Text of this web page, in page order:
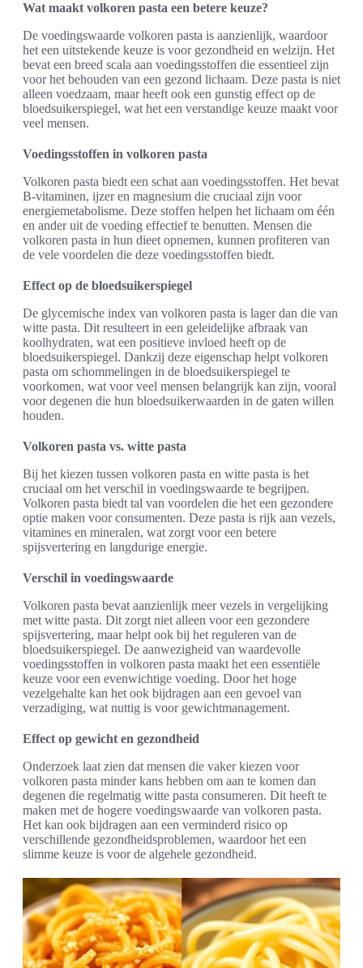
Wat maakt volkoren pasta een betere keuze?
De voedingswaarde volkoren pasta is aanzienlijk, waardoor
het een uitstekende keuze is voor gezondheid en welzijn. Het
bevat een breed scala aan voedingsstoffen die essentieel zijn
voor het behouden van een gezond lichaam. Deze pasta is niet
alleen voedzaam, maar heeft ook een gunstig effect op de
bloedsuikerspiegel, wat het een verstandige keuze maakt voor
veel mensen.
Voedingsstoffen in volkoren pasta
Volkoren pasta biedt een schat aan voedingsstoffen. Het bevat
B-vitaminen, ijzer en magnesium die cruciaal zijn voor
energiemetabolisme. Deze stoffen helpen het lichaam om één
en ander uit de voeding effectief te benutten. Mensen die
volkoren pasta in hun dieet opnemen, kunnen profiteren van
de vele voordelen die deze voedingsstoffen biedt.
Effect op de bloedsuikerspiegel
De glycemische index van volkoren pasta is lager dan die van
witte pasta. Dit resulteert in een geleidelijke afbraak van
koolhydraten, wat een positieve invloed heeft op de
bloedsuikerspiegel. Dankzij deze eigenschap helpt volkoren
pasta om schommelingen in de bloedsuikerspiegel te
voorkomen, wat voor veel mensen belangrijk kan zijn, vooral
voor degenen die hun bloedsuikerwaarden in de gaten willen
houden.
Volkoren pasta vs. witte pasta
Bij het kiezen tussen volkoren pasta en witte pasta is het
cruciaal om het verschil in voedingswaarde te begrijpen.
Volkoren pasta biedt tal van voordelen die het een gezondere
optie maken voor consumenten. Deze pasta is rijk aan vezels,
vitamines en mineralen, wat zorgt voor een betere
spijsvertering en langdurige energie.
Verschil in voedingswaarde
Volkoren pasta bevat aanzienlijk meer vezels in vergelijking
met witte pasta. Dit zorgt niet alleen voor een gezondere
spijsvertering, maar helpt ook bij het reguleren van de
bloedsuikerspiegel. De aanwezigheid van waardevolle
voedingsstoffen in volkoren pasta maakt het een essentiële
keuze voor een evenwichtige voeding. Door het hoge
vezelgehalte kan het ook bijdragen aan een gevoel van
verzadiging, wat nuttig is voor gewichtmanagement.
Effect op gewicht en gezondheid
Onderzoek laat zien dat mensen die vaker kiezen voor
volkoren pasta minder kans hebben om aan te komen dan
degenen die regelmatig witte pasta consumeren. Dit heeft te
maken met de hogere voedingswaarde van volkoren pasta.
Het kan ook bijdragen aan een verminderd risico op
verschillende gezondheidsproblemen, waardoor het een
slimme keuze is voor de algehele gezondheid.